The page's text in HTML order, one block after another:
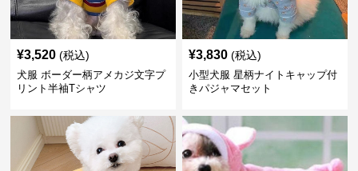
¥3,520 (税込)
犬服 ボーダー柄アメカジ文字プ
リント半袖Tシャツ
¥3,830 (税込)
小型犬服 星柄ナイトキャップ付
きパジャマセット